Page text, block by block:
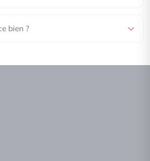
bien ?